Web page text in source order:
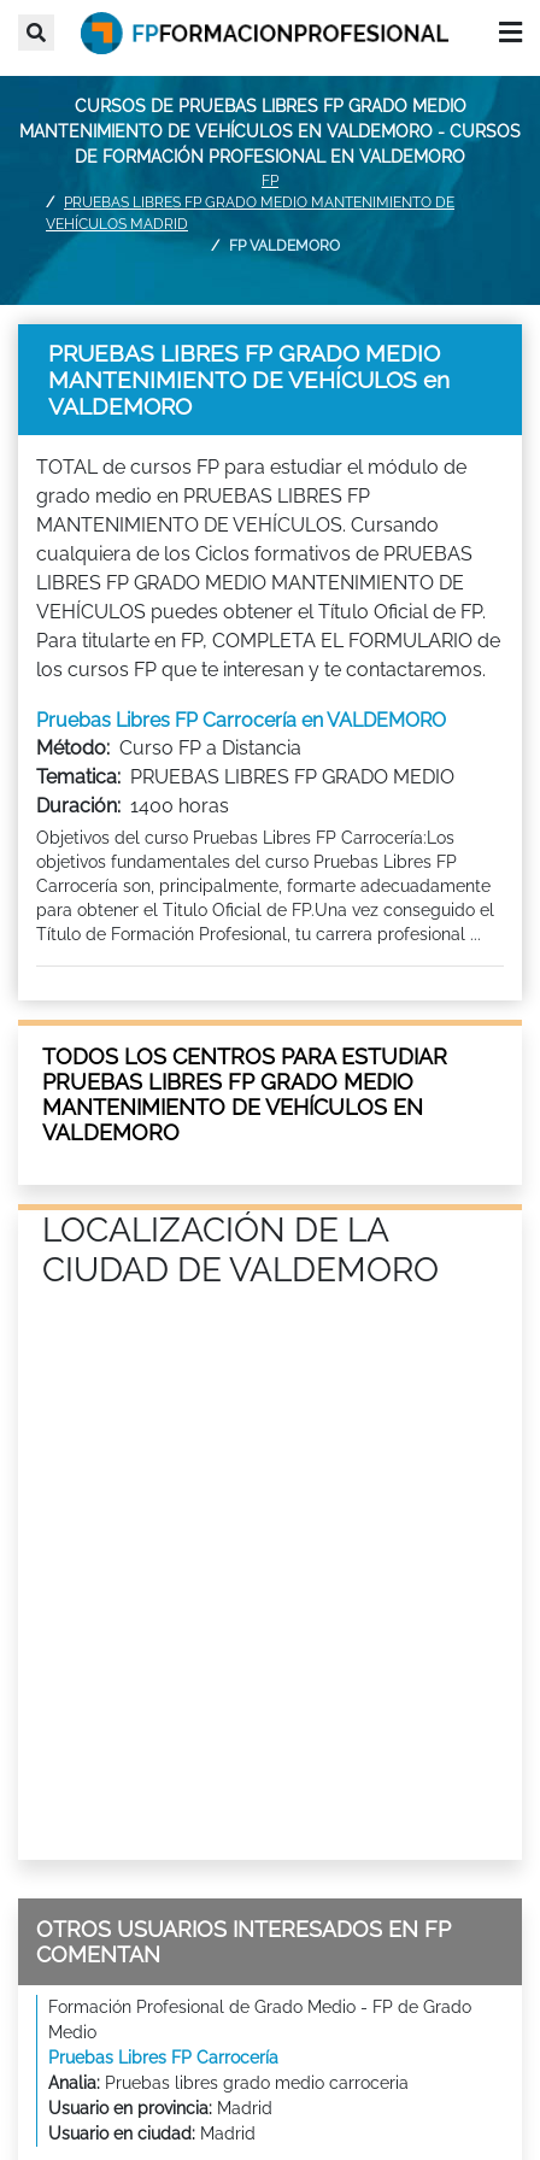
CURSOS DE PRUEBAS LIBRES FP GRADO MEDIO
MANTENIMIENTO DE VEHÍCULOS EN VALDEMORO - CURSOS
DE FORMACIÓN PROFESIONAL EN VALDEMORO
FP
PRUEBAS LIBRES FP GRADO MEDIO MANTENIMIENTO DE
VEHÍCULOS MADRID
FP VALDEMORO
PRUEBAS LIBRES FP GRADO MEDIO
MANTENIMIENTO DE VEHÍCULOS en
VALDEMORO
TOTAL de cursos FP para estudiar el módulo de
grado medio en PRUEBAS LIBRES FP
MANTENIMIENTO DE VEHÍCULOS. Cursando
cualquiera de los Ciclos formativos de PRUEBAS
LIBRES FP GRADO MEDIO MANTENIMIENTO DE
VEHÍCULOS puedes obtener el Título Oficial de FP.
Para titularte en FP, COMPLETA EL FORMULARIO de
los cursos FP que te interesan y te contactaremos.
Pruebas Libres FP Carrocería en VALDEMORO
Método: Curso FP a Distancia
Tematica: PRUEBAS LIBRES FP GRADO MEDIO
Duración: 1400 horas
Objetivos del curso Pruebas Libres FP Carrocería:Los
objetivos fundamentales del curso Pruebas Libres FP
Carrocería son, principalmente, formarte adecuadamente
para obtener el Titulo Oficial de FP.Una vez conseguido el
Título de Formación Profesional, tu carrera profesional ...
TODOS LOS CENTROS PARA ESTUDIAR
PRUEBAS LIBRES FP GRADO MEDIO
MANTENIMIENTO DE VEHÍCULOS EN
VALDEMORO
LOCALIZACIÓN DE LA
CIUDAD DE VALDEMORO
OTROS USUARIOS INTERESADOS EN FP
COMENTAN
Formación Profesional de Grado Medio - FP de Grado
Medio
Pruebas Libres FP Carrocería
Analia: Pruebas libres grado medio carroceria
Usuario en provincia: Madrid
Usuario en ciudad: Madrid